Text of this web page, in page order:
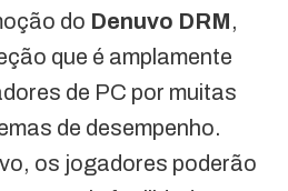
do Denuvo DRM,
que é amplamente
de PC por muitas
de desempenho.
os jogadores poderão